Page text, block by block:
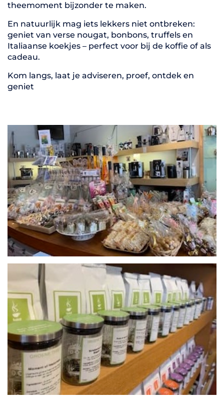
theemoment bijzonder te maken.
En natuurlijk mag iets lekkers niet ontbreken:
geniet van verse nougat, bonbons, truffels en
Italiaanse koekjes – perfect voor bij de koffie of als
cadeau.
Kom langs, laat je adviseren, proef, ontdek en
geniet